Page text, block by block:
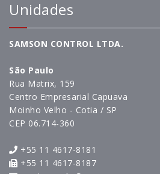
Unidades
SAMSON CONTROL LTDA.
São Paulo
Rua Matrix, 159
Centro Empresarial Capuava
Moinho Velho - Cotia / SP
CEP 06.714-360
+55 11 4617-8181
+55 11 4617-8187